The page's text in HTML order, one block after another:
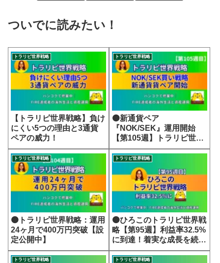
ついでに読みたい！
トラリピ世界戦略
【トラリピ世界戦略】負け
にくい5つの理由と3通貨
ペアの威力！
トラリピ世界戦略
🟠新通貨ペア
『NOK/SEK』運用開始
【第105週】トラリピ世界
戦略
トラリピ世界戦略
🟠トラリピ世界戦略：運用
24ヶ月で400万円突破【設
定公開中】
トラリピ世界戦略
🟠ひろこのトラリピ世界戦
略【第95週】利益率32.5%
に到達！着実な成長を続け
る世界戦略
トラリピ世界戦略 トラリピ世界戦略